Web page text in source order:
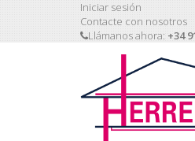
Iniciar sesión
Contacte con nosotros
Llámanos ahora: +34